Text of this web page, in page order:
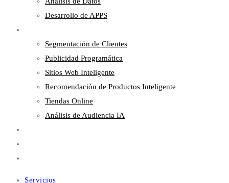
Desarrollo de APPS
Segmentación de Clientes
Publicidad Programática
Sitios Web Inteligente
Recomendación de Productos Inteligente
Tiendas Online
Análisis de Audiencia IA
Servicios